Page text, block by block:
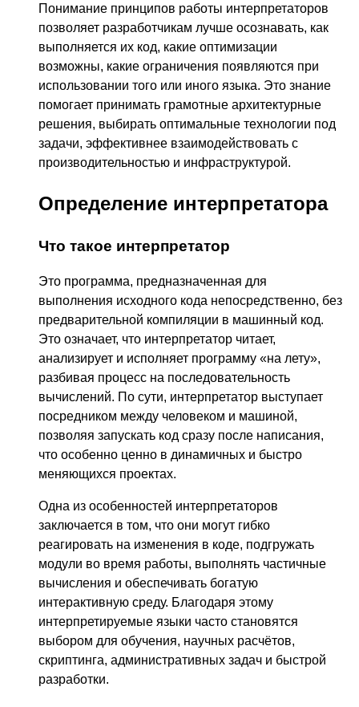
Понимание принципов работы интерпретаторов
позволяет разработчикам лучше осознавать, как
выполняется их код, какие оптимизации
возможны, какие ограничения появляются при
использовании того или иного языка. Это знание
помогает принимать грамотные архитектурные
решения, выбирать оптимальные технологии под
задачи, эффективнее взаимодействовать с
производительностью и инфраструктурой.
Определение интерпретатора
Что такое интерпретатор
Это программа, предназначенная для
выполнения исходного кода непосредственно, без
предварительной компиляции в машинный код.
Это означает, что интерпретатор читает,
анализирует и исполняет программу «на лету»,
разбивая процесс на последовательность
вычислений. По сути, интерпретатор выступает
посредником между человеком и машиной,
позволяя запускать код сразу после написания,
что особенно ценно в динамичных и быстро
меняющихся проектах.
Одна из особенностей интерпретаторов
заключается в том, что они могут гибко
реагировать на изменения в коде, подгружать
модули во время работы, выполнять частичные
вычисления и обеспечивать богатую
интерактивную среду. Благодаря этому
интерпретируемые языки часто становятся
выбором для обучения, научных расчётов,
скриптинга, административных задач и быстрой
разработки.